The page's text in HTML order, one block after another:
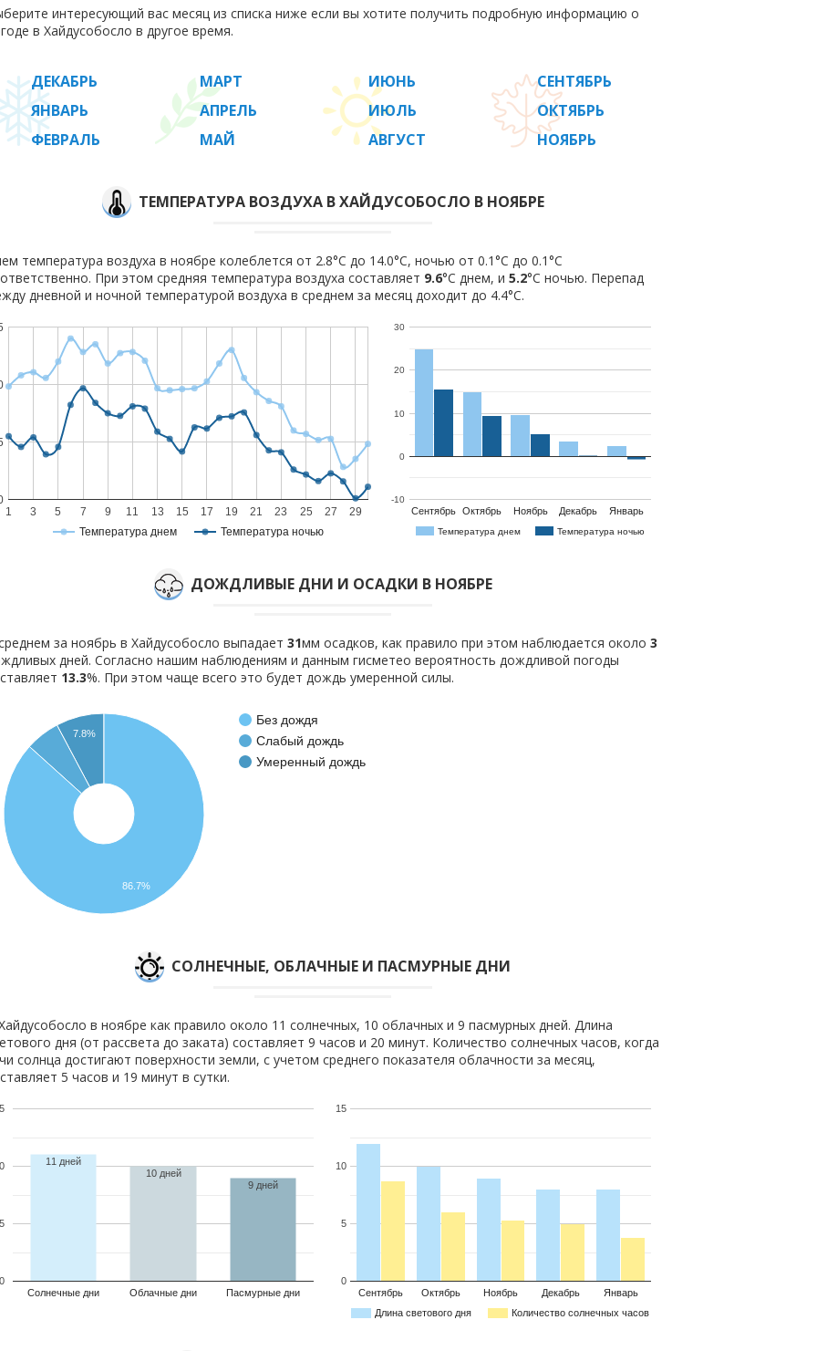
интересующий вас месяц из списка ниже если вы хотите получить подробную информацию о
в Хайдусобосло в другое время.
ДЕКАБРЬ
ЯНВАРЬ
ФЕВРАЛЬ
МАРТ
АПРЕЛЬ
МАЙ
ИЮНЬ
ИЮЛЬ
АВГУСТ
СЕНТЯБРЬ
ОКТЯБРЬ
НОЯБРЬ
ТЕМПЕРАТУРА ВОЗДУХА В ХАЙДУСОБОСЛО В НОЯБРЕ
температура воздуха в ноябре колеблется от 2.8°C до 14.0°C, ночью от 0.1°C до 0.1°C
При этом средняя температура воздуха составляет 9.6°C днем, и 5.2°C ночью. Перепад
дневной и ночной температурой воздуха в среднем за месяц доходит до 4.4°С.
Температура днем Температура ночью
1 3 5 7 9 11 13 15 17 19 21 23 25 27 29
Температура днем Температура ночью
Сентябрь Октябрь Ноябрь Декабрь Январь
-10
0
10
20
30
ДОЖДЛИВЫЕ ДНИ И ОСАДКИ В НОЯБРЕ
за ноябрь в Хайдусобосло выпадает 31мм осадков, как правило при этом наблюдается около 3
дней. Согласно нашим наблюдениям и данным гисметео вероятность дождливой погоды
13.3%. При этом чаще всего это будет дождь умеренной силы.
Без дождя
Слабый дождь
Умеренный дождь
7.8%
86.7%
CОЛНЕЧНЫЕ, ОБЛАЧНЫЕ И ПАСМУРНЫЕ ДНИ
в ноябре как правило около 11 солнечных, 10 облачных и 9 пасмурных дней. Длина
дня (от рассвета до заката) составляет 9 часов и 20 минут. Количество солнечных часов, когда
солнца достигают поверхности земли, с учетом среднего показателя облачности за месяц,
5 часов и 19 минут в сутки.
Солнечные дни Облачные дни Пасмурные дни
0
5
11 дней
10 дней
9 дней
Длина светового дня Количество солнечных часов
Сентябрь Октябрь Ноябрь Декабрь Январь
0
5
10
15